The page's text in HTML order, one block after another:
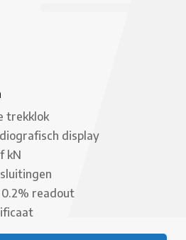
trekklok
display
kN
readout